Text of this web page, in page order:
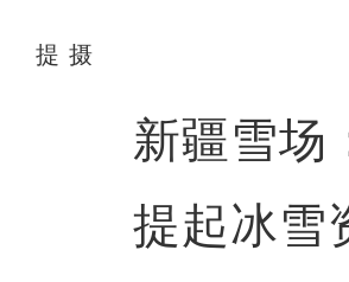
提 摄
新疆雪场：
提起冰雪资